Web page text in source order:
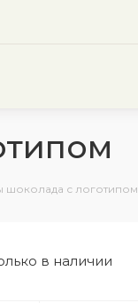
шоколада с логотипом
в наличии